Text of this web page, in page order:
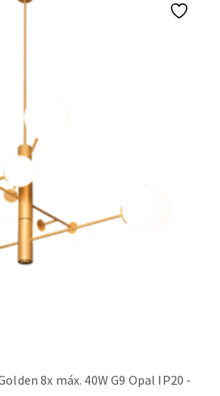
8x máx. 40W G9 Opal IP20 -